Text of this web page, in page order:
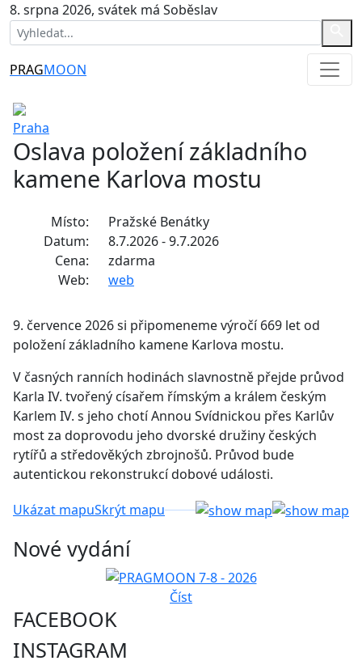
8. srpna 2026, svátek má Soběslav
PRAGMOON
Praha
Oslava položení základního
kamene Karlova mostu
Místo:
Pražské Benátky
Datum:
8.7.2026 - 9.7.2026
Cena:
zdarma
Web:
web
9. července 2026 si připomeneme výročí 669 let od
položení základního kamene Karlova mostu.
V časných ranních hodinách slavnostně přejde průvod
Karla IV. tvořený císařem římským a králem českým
Karlem IV. s jeho chotí Annou Svídnickou přes Karlův
most za doprovodu jeho dvorské družiny českých
rytířů a středověkých zbrojnošů. Průvod bude
autentickou rekonstrukcí dobové události.
Ukázat mapuSkrýt mapu
Nové vydání
Číst
FACEBOOK
INSTAGRAM